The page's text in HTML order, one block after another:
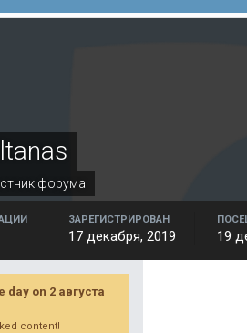
форума
ЗАРЕГИСТРИРОВАН
17 декабря, 2019 19
day on 2 августа
content!